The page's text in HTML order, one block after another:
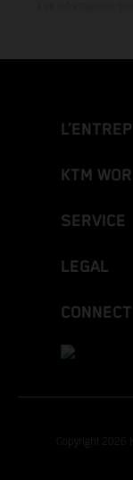
KTM
SERVICE
LEGAL
CONNECT
Copyright 2026